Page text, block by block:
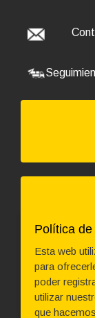
Política
Esta web
para
poder
utilizar
que